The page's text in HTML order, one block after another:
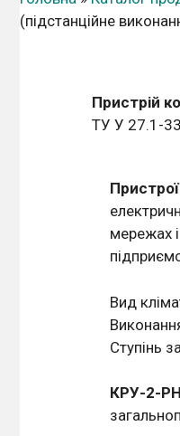
(підстанційне
Пристрій
ТУ У 27.1-
мережах
Вид
Ступінь
КРУ-2-